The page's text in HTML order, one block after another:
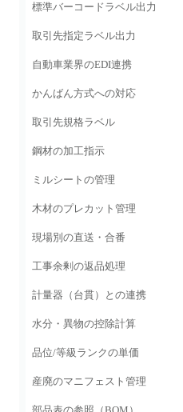
標準バーコードラベル出力
取引先指定ラベル出力
自動車業界のEDI連携
かんばん方式への対応
取引先規格ラベル
鋼材の加工指示
ミルシートの管理
木材のプレカット管理
現場別の直送・合番
工事余剰の返品処理
計量器（台貫）との連携
水分・異物の控除計算
品位/等級ランクの単価
産廃のマニフェスト管理